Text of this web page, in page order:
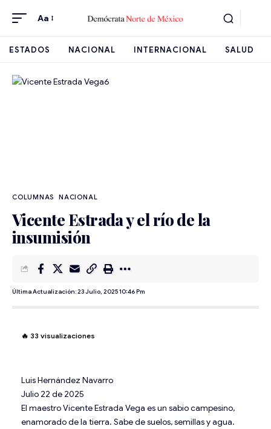
Aa
ESTADOS NACIONAL INTERNACIONAL SALUD
NACIONAL
Vicente Estrada y el río de la
insumisión
Última Actualización: 23 Julio, 2025 10:46 Pm
🔥 33 visualizaciones
Luis Hernández Navarro
Julio 22 de 2025
El maestro Vicente Estrada Vega es un sabio campesino,
enamorado de la tierra. Sabe de suelos, semillas y agua.